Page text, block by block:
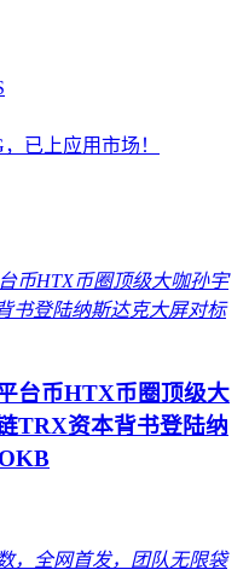
已上应用市场！
台币HTX币圈顶级大
TRX资本背书登陆纳